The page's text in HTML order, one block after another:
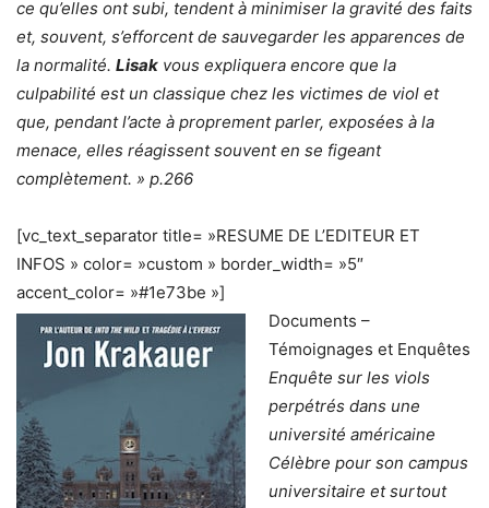
ce qu’elles ont subi, tendent à minimiser la gravité des faits
et, souvent, s’efforcent de sauvegarder les apparences de
la normalité. Lisak vous expliquera encore que la
culpabilité est un classique chez les victimes de viol et
que, pendant l’acte à proprement parler, exposées à la
menace, elles réagissent souvent en se figeant
complètement. » p.266
[vc_text_separator title= »RESUME DE L’EDITEUR ET
INFOS » color= »custom » border_width= »5″
accent_color= »#1e73be »]
Documents –
Témoignages et Enquêtes
Enquête sur les viols
perpétrés dans une
université américaine
Célèbre pour son campus
universitaire et surtout